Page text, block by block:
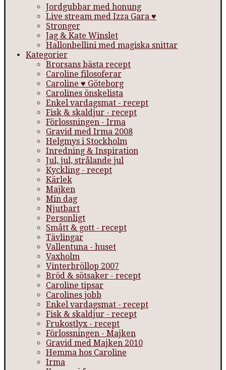
Jordgubbar med honung
Live stream med Izza Gara ♥
Stronger
Jag & Kate Winslet
Hallonbellini med magiska snittar
Kategorier
Brorsans bästa recept
Caroline filosoferar
Caroline ♥ Göteborg
Carolines önskelista
Enkel vardagsmat - recept
Fisk & skaldjur - recept
Förlossningen - Irma
Gravid med Irma 2008
Helgmys i Stockholm
Inredning & Inspiration
Jul, jul, strålande jul
Kyckling - recept
Kärlek
Majken
Min dag
Njutbart
Personligt
Smått & gott - recept
Tävlingar
Vallentuna - huset
Vaxholm
Vinterbröllop 2007
Bröd & sötsaker - recept
Caroline tipsar
Carolines jobb
Enkel vardagsmat - recept
Fisk & skaldjur - recept
Frukostlyx - recept
Förlossningen - Majken
Gravid med Majken 2010
Hemma hos Caroline
Irma